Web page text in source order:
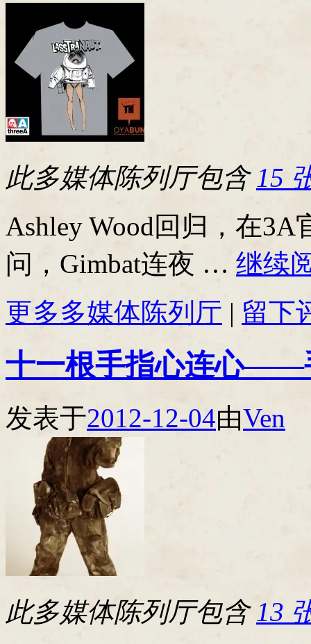
此多媒体陈列厅包含 15
Ashley Wood回归，在
问，Gimbat连夜 … 继续
更多多媒体陈列厅 | 留下
十一根手指心连心——
发表于2012-12-04由Ven
此多媒体陈列厅包含 13